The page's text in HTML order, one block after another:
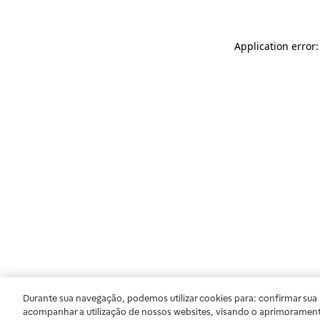
Application
Durante sua navegação, podemos utilizar cookies para: confirmar
acompanhar a utilização de nossos websites, visando o